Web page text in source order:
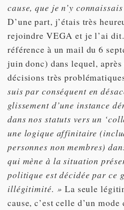
cause, que je n’y
D’une part, j’étais très
rejoindre VEGA et je l’ai
référence à un mail du 6
juin donc) dans lequel, après
décisions très
suis par conséquent en
glissement d’une instance
dans nos statuts vers un
une logique affinitaire
personnes non membres)
qui mène à la situation
politique est décidée par ce
illégitimité. » La seule
cause, c’est celle d’un